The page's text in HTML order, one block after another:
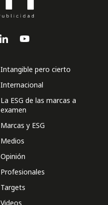
Intangible pero cierto
Internacional
La ESG de las marcas a
examen
Marcas y ESG
Medios
Opinión
Profesionales
Targets
Videos